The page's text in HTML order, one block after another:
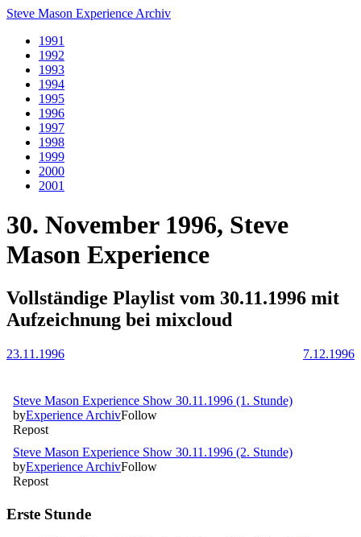
Steve Mason Experience Archiv
1991
1992
1993
1994
1995
1996
1997
1998
1999
2000
2001
30. November 1996, Steve
Mason Experience
Vollständige Playlist vom 30.11.1996 mit
Aufzeichnung bei mixcloud
23.11.1996 7.12.1996
Erste Stunde